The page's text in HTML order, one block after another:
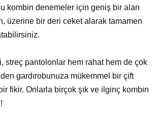
kombin denemeler için geniş bir alan
üzerine bir deri ceket alarak tamamen
streç pantolonlar hem rahat hem de çok
gardırobunuza mükemmel bir çift
fikir. Onlarla birçok şık ve ilginç kombin